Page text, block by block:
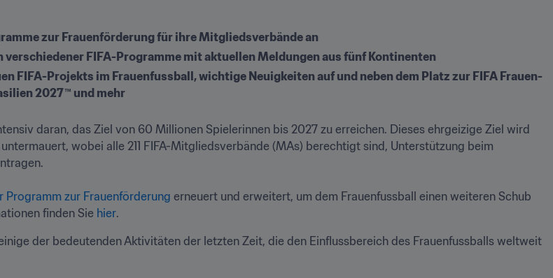
zur Frauenförderung für ihre Mitgliedsverbände an
verschiedener FIFA-Programme mit aktuellen Meldungen aus fünf Kontinenten
FIFA-Projekts im Frauenfussball, wichtige Neuigkeiten auf und neben dem Platz zur FIFA Frauen-
2027™ und mehr
daran, das Ziel von 60 Millionen Spielerinnen bis 2027 zu erreichen. Dieses ehrgeizige Ziel wird
wobei alle 211 FIFA-Mitgliedsverbände (MAs) berechtigt sind, Unterstützung beim
Programm zur Frauenförderung erneuert und erweitert, um dem Frauenfussball einen weiteren Schub
finden Sie hier.
der bedeutenden Aktivitäten der letzten Zeit, die den Einflussbereich des Frauenfussballs weltweit